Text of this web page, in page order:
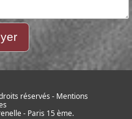
réservés - Mentions
- Paris 15 ème.